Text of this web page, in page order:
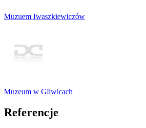
Muzuem Iwaszkiewiczów
Muzeum w Gliwicach
Referencje